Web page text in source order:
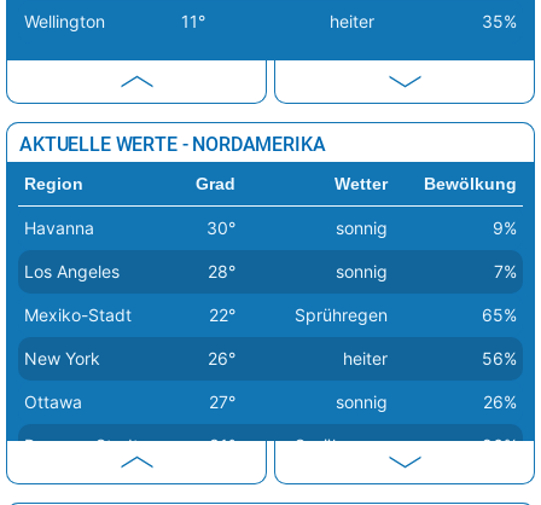
Helsinki heiter 27%
Kopenhagen 20° sonnig 13%
Lissabon 27° sonnig 6%
Ljubljana 36° sonnig 11%
London 27° wolkig 49%
Luxemburg 29° heiter 50%
Madrid 36° sonnig 1%
Minsk 22° heiter 38%
Moskau 23° heiter 14%
Wellington 11° heiter 35%
AKTUELLE WERTE - NORDAMERIKA
Region Grad Wetter Bewölkung
Havanna 30° sonnig 9%
Los Angeles 28° sonnig 7%
Mexiko-Stadt 22° Sprühregen 65%
New York 26° heiter 56%
Ottawa 27° sonnig 26%
Panama-Stadt 31° Sprühregen 86%
San José 24° Regenschauer 89%